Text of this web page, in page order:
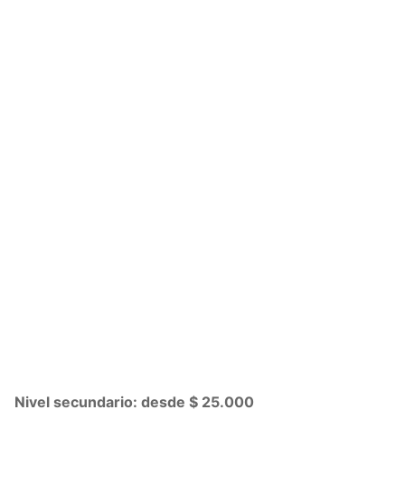
Nivel secundario: desde $ 25.000